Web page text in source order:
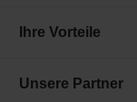
Ihre Vorteile
Unsere Partner